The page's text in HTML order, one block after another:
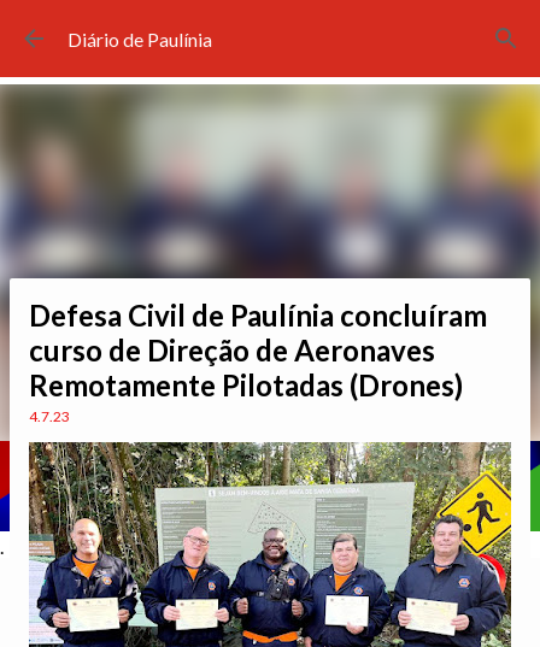
Pular para o conteúdo principal
Diário de Paulínia
.
Defesa Civil de Paulínia concluíram
curso de Direção de Aeronaves
Remotamente Pilotadas (Drones)
4.7.23